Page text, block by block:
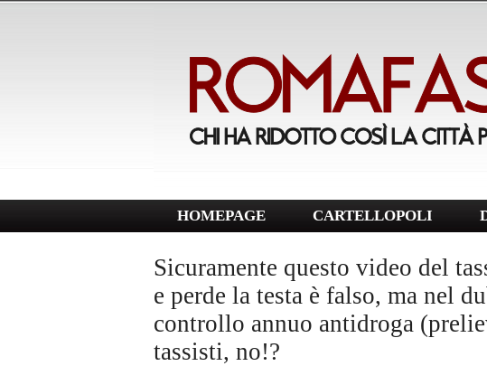
HOMEPAGE CARTELLOPOLI
Sicuramente questo video del
e perde la testa è falso, ma nel
controllo annuo antidroga
tassisti, no!?